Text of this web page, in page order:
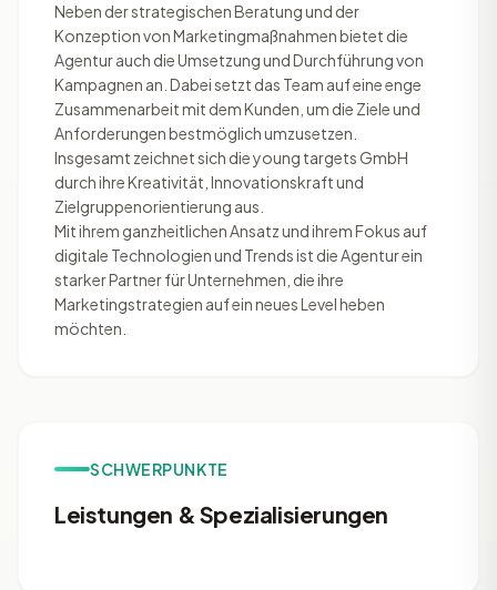
Neben der strategischen Beratung und der
Konzeption von Marketingmaßnahmen bietet die
Agentur auch die Umsetzung und Durchführung von
Kampagnen an. Dabei setzt das Team auf eine enge
Zusammenarbeit mit dem Kunden, um die Ziele und
Anforderungen bestmöglich umzusetzen.
Insgesamt zeichnet sich die young targets GmbH
durch ihre Kreativität, Innovationskraft und
Zielgruppenorientierung aus.
Mit ihrem ganzheitlichen Ansatz und ihrem Fokus auf
digitale Technologien und Trends ist die Agentur ein
starker Partner für Unternehmen, die ihre
Marketingstrategien auf ein neues Level heben
möchten.
SCHWERPUNKTE
Leistungen & Spezialisierungen